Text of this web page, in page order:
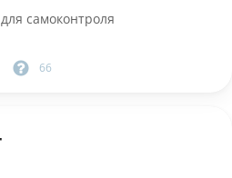
самоконтроля
66